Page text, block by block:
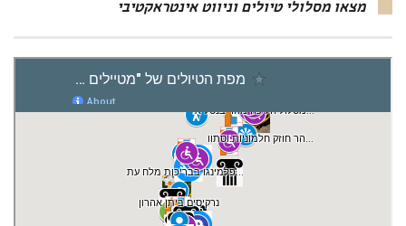
מצאו מסלולי טיולים וניווט אינטראקטיבי